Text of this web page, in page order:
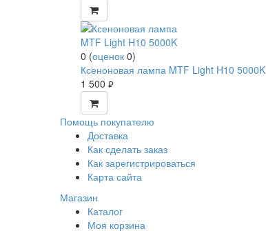
0 (оценок 0)
Ксеноновая лампа MTF Light H10 5000K
1 500 руб.
Помощь покупателю
Доставка
Как сделать заказ
Как зарегистрироваться
Карта сайта
Магазин
Каталог
Моя корзина